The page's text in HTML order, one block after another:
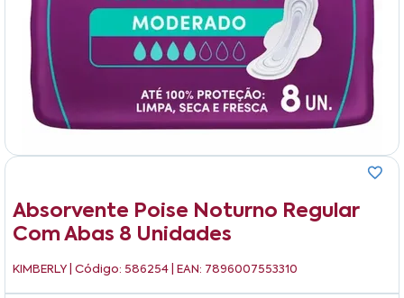
Absorvente Poise Noturno Regular
Com Abas 8 Unidades
KIMBERLY | Código: 586254 | EAN: 7896007553310